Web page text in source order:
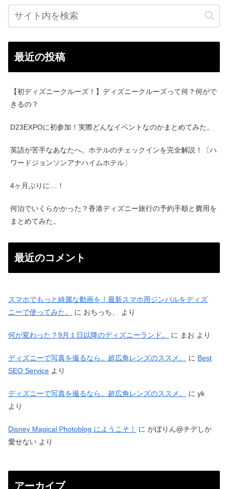
最近の投稿
【初ディズニークルーズ！】ディズニークルーズって何？何がで
きるの？
D23EXPOに初参加！実際どんなイベントなのかまとめてみた。
英語が苦手なあなたへ。ホテルのチェックインを完全解説！〔ハ
ワードジョンソンアナハイムホテル〕
4ヶ月ぶりに…！
何泊でいくらかかった？香港ディズニー旅行の予約手順と費用を
まとめてみた。
最近のコメント
スマホでもっと綺麗な動画を！最新スマホ用ジンバルをディズ
ニーで使ってみた。
に おちっち、 より
何が変わった？9月１日以降のディズニーランド。 に まお より
ディズニーで写真を撮るなら。超広角レンズのススメ。 に Best
SEO Service より
ディズニーで写真を撮るなら。超広角レンズのススメ。 に yk
より
Disney Magical Photoblog にようこそ！ に がぼりん@チデしか
愛せない より
アーカイブ